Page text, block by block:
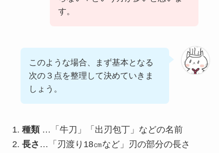
す。
このような場合、まず基本となる
次の３点を整理して決めていきま
しょう。
種類…「牛刀」「出刃包丁」などの名前
長さ …「刃渡り18㎝など」刃の部分の長さ